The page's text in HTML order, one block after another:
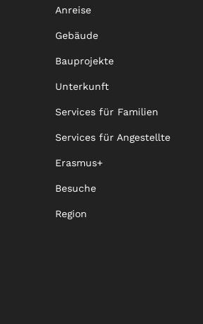
Anreise
Gebäude
Bauprojekte
Unterkunft
Services für Familien
Services für Angestellte
Erasmus+
Besuche
Region